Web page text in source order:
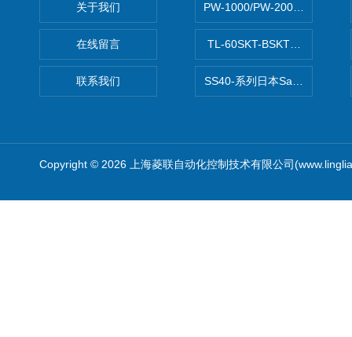
关于我们
在线留言
联系我们
PW-1000/PW-
TL-60SKT-BSKTC张力控制器
SS40-系列日本Sawamura泽
Copyright © 2026 上海菱联自动化控制技术有限公司